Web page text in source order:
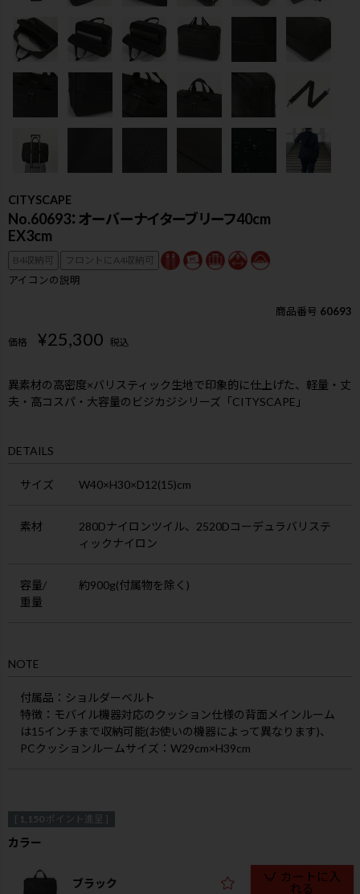
CITYSCAPE
No.60693：オーバーナイターブリーフ40cm
EX3cm
B4収納可
フロントにA4収納可
アイコンの説明
商品番号 60693
価格 ¥25,300 税込
異素材の高密度×バリスティック生地で印象的に仕上げた、軽量・丈
夫・高コスパ・大容量のビジカジシリーズ「CITYSCAPE」
DETAILS
サイズ W40×H30×D12(15)cm
素材
280Dナイロンツイル、2520Dコーデュラバリステ
ィックナイロン
容量/
重量
約900g(付属物を除く)
NOTE
付属品 ：ショルダーベルト
特徴 ：モバイル機器対応のクッション仕様の背面メインルーム
は15インチまで収納可能(お使いの機器によって異なります)、
PCクッションルームサイズ：W29cm×H39cm
[ 1,150 ポイント進呈 ]
カラー
ブラック
カートに入
れる